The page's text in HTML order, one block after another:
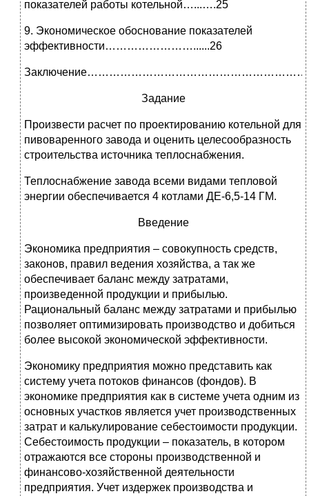
показателей работы котельной…...….25
9. Экономическое обоснование показателей
эффективности……………………......26
Задание
Произвести расчет по проектированию котельной для
пивоваренного завода и оценить целесообразность
строительства источника теплоснабжения.
Теплоснабжение завода всеми видами тепловой
энергии обеспечивается 4 котлами ДЕ-6,5-14 ГМ.
Введение
Экономика предприятия – совокупность средств,
законов, правил ведения хозяйства, а так же
обеспечивает баланс между затратами,
произведенной продукции и прибылью.
Рациональный баланс между затратами и прибылью
позволяет оптимизировать производство и добиться
более высокой экономической эффективности.
Экономику предприятия можно представить как
систему учета потоков финансов (фондов). В
экономике предприятия как в системе учета одним из
основных участков является учет производственных
затрат и калькулирование себестоимости продукции.
Себестоимость продукции – показатель, в котором
отражаются все стороны производственной и
финансово-хозяйственной деятельности
предприятия. Учет издержек производства и